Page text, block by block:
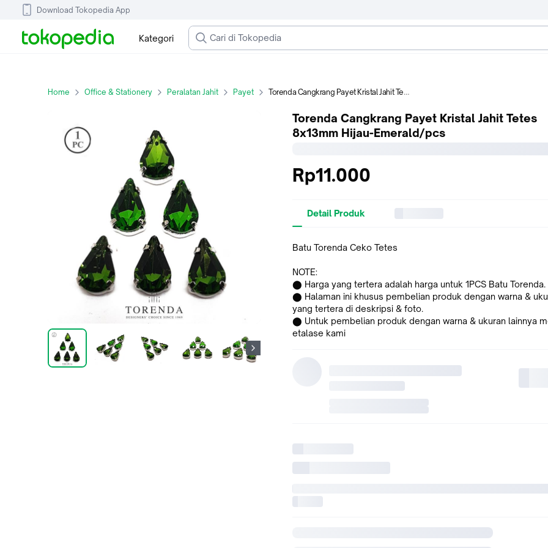
Download Tokopedia App
Kategori
Home Office & Stationery Peralatan Jahit Payet Torenda Cangkrang Payet Kristal Jahit Tetes 8x13mm Hijau-Emerald/pcs
Torenda Cangkrang Payet Kristal Jahit Tetes
8x13mm Hijau-Emerald/pcs
Rp11.000
Detail Produk
Batu Torenda Ceko Tetes
NOTE:
⬤ Harga yang tertera adalah harga untuk 1PCS Batu Torenda.
⬤ Halaman ini khusus pembelian produk dengan warna &
yang tertera di deskripsi & foto.
⬤ Untuk pembelian produk dengan warna & ukuran lainnya
etalase kami
celana, jilbab, batik, syal, aksesoris, sepatu, dan masih
perhiasan yang semakin banyak digunakan sebagai pengikat
perhiasan-perhiasan, sangat cocok untuk anda yang suka
Produk yang unik dan cantik, Cheko Crystal Tetes merupakan produk
unggulan yang bisa anda kreasikan sesuai dengan selera
*Kemungkinan akan terjadi perbedaan warna sedikit karena